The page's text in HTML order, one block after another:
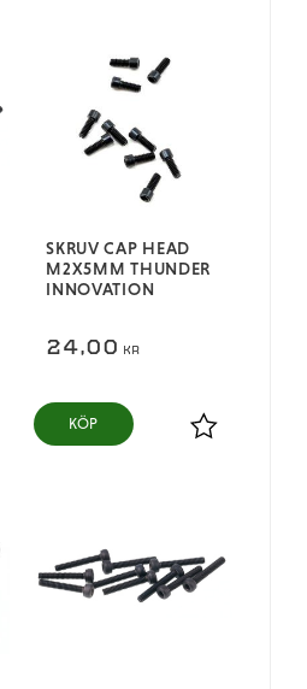
till i favoriter
SKRUV CAP HEAD
M2X5MM THUNDER
INNOVATION
24,00 KR
Lägg till i
KÖP